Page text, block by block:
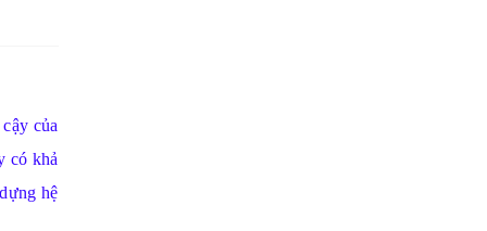
của
có khả
hệ